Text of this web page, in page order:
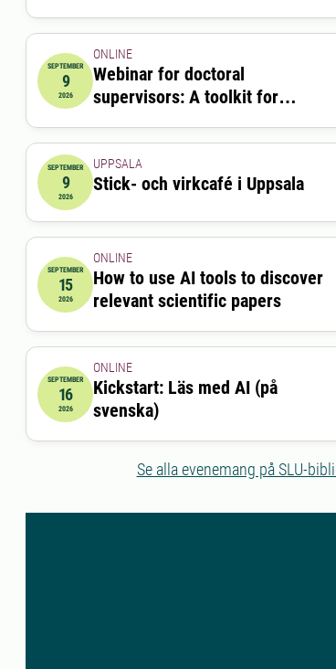
2026-09-09 12:00:00till 2026-09-09 13:00:00
SEPTEMBER
9
2026
ONLINE
Webinar for doctoral
supervisors: A toolkit for
supervisors
2026-09-09 16:30:00till2026-09-09 18:00:00
SEPTEMBER
9
2026
UPPSALA
Stick- och virkcafé i Uppsala
2026-09-15 12:15:00till2026-09-15 13:00:00
SEPTEMBER
15
2026
ONLINE
How to use AI tools to discover
relevant scientific papers
2026-09-16 12:30:00
SEPTEMBER
16
2026
ONLINE
Kickstart: Läs med AI (på
svenska)
Se alla evenemang på SLU-